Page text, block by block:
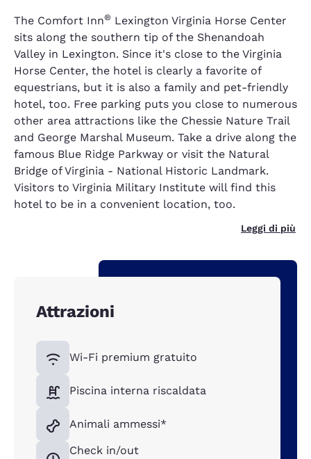
The Comfort Inn® Lexington Virginia Horse Center
sits along the southern tip of the Shenandoah
Valley in Lexington. Since it's close to the Virginia
Horse Center, the hotel is clearly a favorite of
equestrians, but it is also a family and pet-friendly
hotel, too. Free parking puts you close to numerous
other area attractions like the Chessie Nature Trail
and George Marshal Museum. Take a drive along the
famous Blue Ridge Parkway or visit the Natural
Bridge of Virginia - National Historic Landmark.
Visitors to Virginia Military Institute will find this
hotel to be in a convenient location, too.
Leggi di più
Attrazioni
Wi-Fi premium gratuito
Piscina interna riscaldata
Animali ammessi*
Check in/out